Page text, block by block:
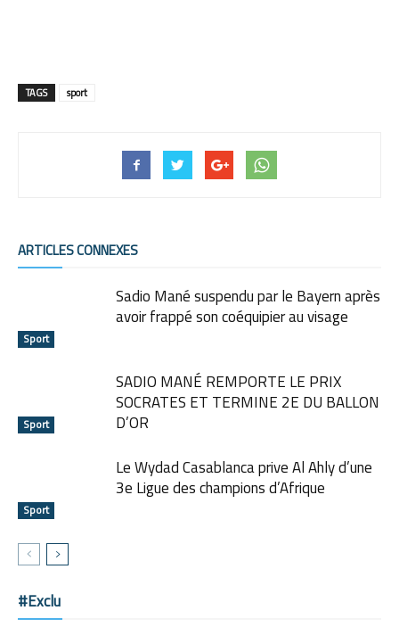
TAGS sport
ARTICLES CONNEXES
Sport
Sadio Mané suspendu par le Bayern après
avoir frappé son coéquipier au visage
Sport
SADIO MANÉ REMPORTE LE PRIX
SOCRATES ET TERMINE 2E DU BALLON
D’OR
Sport
Le Wydad Casablanca prive Al Ahly d’une
3e Ligue des champions d’Afrique
#Exclu